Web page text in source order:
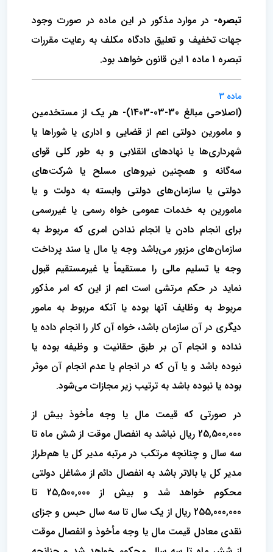
تبصره- در موارد مذکور در این ماده در صورت وجود
جهات تخفیف و تعلیق دادگاه مکلف به رعایت مقررات
تبصره 1 ماده 1 این قانون خواهد بود.
ماده 3
(اصلاحی مبالغ 30-03-1403)- هر یک از مستخدمین
و مامورین دولتی اعم از قضایی و اداری یا شوراها یا
شهرداری‌ها یا نهادهای انقلابی و به طور کلی قوای
سه‌گانه و‌ همچنین نیروهای مسلح یا شرکت‌های
دولتی یا سازمان‌های دولتی وابسته به دولت و یا
مامورین به خدمات عمومی خواه رسمی یا غیررسمی
برای انجام‌ دادن یا انجام ندادن امری که مربوط به
سازمان‌های مزبور می‌باشد وجه یا مال یا سند پرداخت
وجه یا تسلیم مالی را مستقیماً یا غیرمستقیم قبول
نماید ‌در حکم مرتشی است اعم از این که امر مذکور
مربوط به وظایف آنها بوده یا آنکه مربوط به مامور
دیگری در آن سازمان باشد، خواه آن کار را انجام داده یا
‌نداده و انجام آن بر طبق حقانیت و وظیفه بوده یا
نبوده باشد و یا آن‌ که در انجام یا عدم انجام آن موثر
بوده یا نبوده باشد به ترتیب زیر مجازات می‌شود.
در صورتی که قیمت مال یا وجه مأخوذ بیش از
25,500,000 ریال نباشد به انفصال موقت از شش ماه تا
سه سال و چنانچه مرتکب در مرتبه مدیر کل یا‌ هم‌طراز
مدیر کل یا بالاتر باشد به انفصال دائم از مشاغل دولتی
محکوم خواهد شد و بیش از 25,500,000 تا
255,000,000 ریال از یک سال تا سه سال حبس‌ و جزای
نقدی معادل قیمت مال یا وجه مأخوذ و انفصال موقت